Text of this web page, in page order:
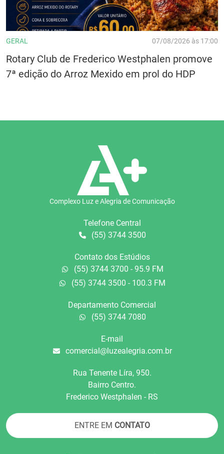
GERAL 07/08/2026 às 17:00
Rotary Club de Frederico Westphalen promove
7ª edição do Arroz Mexido em prol do HDP
Complexo Luz e Alegria de Comunicação
Telefone Central
(55) 3744 3500
Contato dos Estúdios
(55) 3744 3700 - 95.9 FM
(55) 3744 3500 - 100.3 FM
Departamento Comercial
(55) 3744 7080
E-mail
comercial@luzealegria.com.br
Rua Tenente Líra, 950.
Bairro Centro.
Frederico Westphalen - RS
ENTRE EM CONTATO